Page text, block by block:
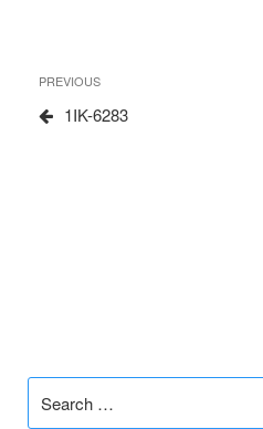
文
章
Previous
Post
PREVIOUS
1IK-6283
Search
for: